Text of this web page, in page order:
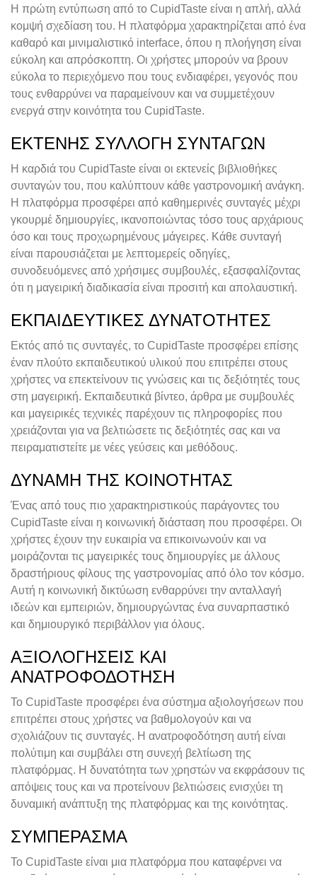
Η πρώτη εντύπωση από το CupidTaste είναι η απλή, αλλά
κομψή σχεδίαση του. Η πλατφόρμα χαρακτηρίζεται από ένα
καθαρό και μινιμαλιστικό interface, όπου η πλοήγηση είναι
εύκολη και απρόσκοπτη. Οι χρήστες μπορούν να βρουν
εύκολα το περιεχόμενο που τους ενδιαφέρει, γεγονός που
τους ενθαρρύνει να παραμείνουν και να συμμετέχουν
ενεργά στην κοινότητα του CupidTaste.
ΕΚΤΕΝΉΣ ΣΥΛΛΟΓΉ ΣΥΝΤΑΓΏΝ
Η καρδιά του CupidTaste είναι οι εκτενείς βιβλιοθήκες
συνταγών του, που καλύπτουν κάθε γαστρονομική ανάγκη.
Η πλατφόρμα προσφέρει από καθημερινές συνταγές μέχρι
γκουρμέ δημιουργίες, ικανοποιώντας τόσο τους αρχάριους
όσο και τους προχωρημένους μάγειρες. Κάθε συνταγή
είναι παρουσιάζεται με λεπτομερείς οδηγίες,
συνοδευόμενες από χρήσιμες συμβουλές, εξασφαλίζοντας
ότι η μαγειρική διαδικασία είναι προσιτή και απολαυστική.
ΕΚΠΑΙΔΕΥΤΙΚΈΣ ΔΥΝΑΤΌΤΗΤΕΣ
Εκτός από τις συνταγές, το CupidTaste προσφέρει επίσης
έναν πλούτο εκπαιδευτικού υλικού που επιτρέπει στους
χρήστες να επεκτείνουν τις γνώσεις και τις δεξιότητές τους
στη μαγειρική. Εκπαιδευτικά βίντεο, άρθρα με συμβουλές
και μαγειρικές τεχνικές παρέχουν τις πληροφορίες που
χρειάζονται για να βελτιώσετε τις δεξιότητές σας και να
πειραματιστείτε με νέες γεύσεις και μεθόδους.
ΔΎΝΑΜΗ ΤΗΣ ΚΟΙΝΌΤΗΤΑΣ
Ένας από τους πιο χαρακτηριστικούς παράγοντες του
CupidTaste είναι η κοινωνική διάσταση που προσφέρει. Οι
χρήστες έχουν την ευκαιρία να επικοινωνούν και να
μοιράζονται τις μαγειρικές τους δημιουργίες με άλλους
δραστήριους φίλους της γαστρονομίας από όλο τον κόσμο.
Αυτή η κοινωνική δικτύωση ενθαρρύνει την ανταλλαγή
ιδεών και εμπειριών, δημιουργώντας ένα συναρπαστικό
και δημιουργικό περιβάλλον για όλους.
ΑΞΙΟΛΟΓΉΣΕΙΣ ΚΑΙ
ΑΝΑΤΡΟΦΟΔΌΤΗΣΗ
Το CupidTaste προσφέρει ένα σύστημα αξιολογήσεων που
επιτρέπει στους χρήστες να βαθμολογούν και να
σχολιάζουν τις συνταγές. Η ανατροφοδότηση αυτή είναι
πολύτιμη και συμβάλει στη συνεχή βελτίωση της
πλατφόρμας. Η δυνατότητα των χρηστών να εκφράσουν τις
απόψεις τους και να προτείνουν βελτιώσεις ενισχύει τη
δυναμική ανάπτυξη της πλατφόρμας και της κοινότητας.
ΣΥΜΠΈΡΑΣΜΑ
Το CupidTaste είναι μια πλατφόρμα που καταφέρνει να